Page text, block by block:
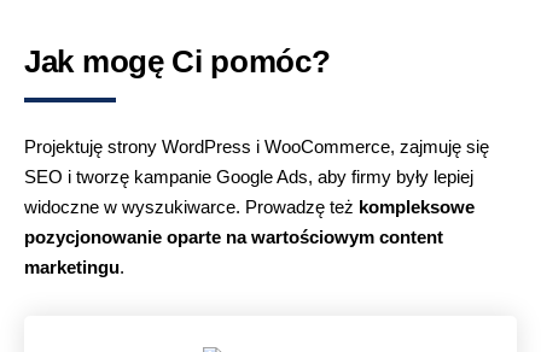
Jak mogę Ci pomóc?
Projektuję strony WordPress i WooCommerce, zajmuję się
SEO i tworzę kampanie Google Ads, aby firmy były lepiej
widoczne w wyszukiwarce. Prowadzę też kompleksowe
pozycjonowanie oparte na wartościowym content
marketingu.